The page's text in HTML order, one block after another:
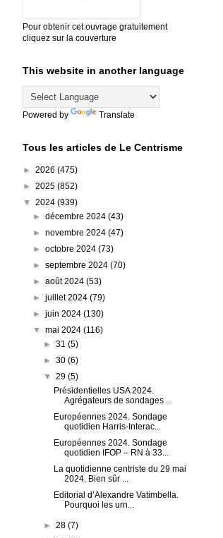
Pour obtenir cet ouvrage gratuitement
cliquez sur la couverture
This website in another language
Powered by Translate
Tous les articles de Le Centrisme
► 2026 (475)
► 2025 (852)
▼ 2024 (939)
►décembre 2024(43)
►novembre 2024(47)
►octobre 2024(73)
►septembre 2024(70)
►août 2024(53)
►juillet 2024(79)
►juin 2024(130)
▼mai 2024(116)
► 31 (5)
► 30 (6)
▼ 29 (5)
Présidentielles USA 2024.
Agrégateurs de sondages ...
Européennes 2024. Sondage
quotidien Harris-Interac...
Européennes 2024. Sondage
quotidien IFOP – RN à 33...
La quotidienne centriste du 29 mai
2024. Bien sûr ...
Editorial d’Alexandre Vatimbella.
Pourquoi les urn...
► 28 (7)